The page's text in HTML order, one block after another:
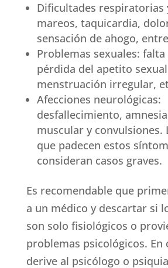
Dificultades respiratorias
mareos, taquicardia,
sensación de ahogo,
Problemas sexuales:
pérdida del apetito
menstruación irregular,
Afecciones neurológicas:
desfallecimiento,
muscular y convulsiones.
que padecen estos
consideran casos graves.
Es recomendable que
a un médico y descartar si
son solo fisiológicos o
problemas psicológicos. En
derive al psicólogo o